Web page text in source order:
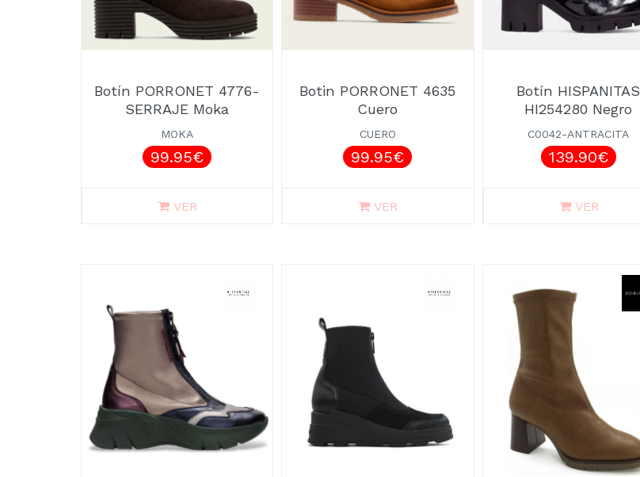
Botín PORRONET 4776-
SERRAJE Moka
MOKA
99.95€
VER
Botin PORRONET 4635
Cuero
CUERO
99.95€
VER
Botín HISPANITAS
HI254280 Negro
C0042-ANTRACITA
139.90€
VER